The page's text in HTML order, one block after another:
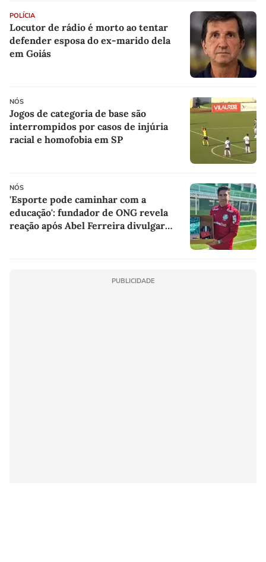
POLÍCIA
Locutor de rádio é morto ao tentar
defender esposa do ex-marido dela
em Goiás
NÓS
Jogos de categoria de base são
interrompidos por casos de injúria
racial e homofobia em SP
NÓS
'Esporte pode caminhar com a
educação': fundador de ONG revela
reação após Abel Ferreira divulgar
PUBLICIDADE